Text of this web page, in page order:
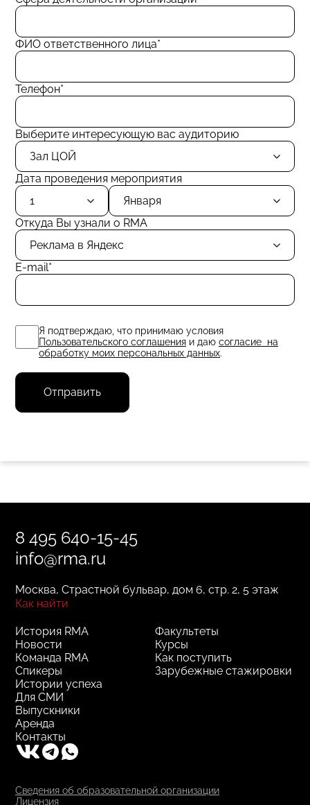
ФИО ответственного лица
Телефон
Выберите интересующую вас аудиторию
Зал ЦОЙ
Дата проведения мероприятия
1
Января
Откуда Вы узнали о RMA
Реклама в Яндекс
E-mail
Я подтверждаю, что принимаю условия
Пользовательского соглашения и даю согласие на
обработку моих персональных данных.
Отправить
8 495 640-15-45
info@rma.ru
Москва, Страстной бульвар, дом 6, стр. 2, 5 этаж
Как найти
Факультеты
Курсы
Как поступить
Зарубежные стажировки
История RMA
Новости
Команда RMA
Спикеры
Истории успеха
Для СМИ
Выпускники
Аренда
Контакты
Сведения об образовательной организации
Лицензия